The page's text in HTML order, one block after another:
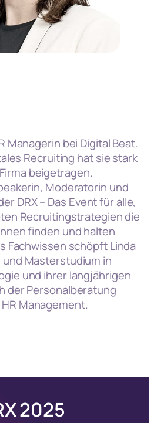
Managerin bei Digital Beat.
Recruiting hat sie stark
beigetragen.
Moderatorin und
DRX – Das Event für alle,
Recruitingstrategien die
finden und halten
Fachwissen schöpft Linda
Masterstudium in
und ihrer langjährigen
der Personalberatung
Management.
2025